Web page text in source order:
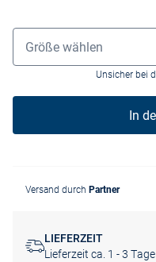
Größenauswahl
Größe wählen
Unsicher bei
In
Versand durch Partner
LIEFERZEIT
Lieferzeit ca. 1 - 3 Tage